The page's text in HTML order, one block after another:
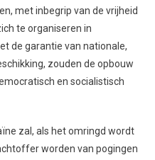
met inbegrip van de vrijheid
te organiseren in
de garantie van nationale,
zouden de opbouw
en socialistisch
zal, als het omringd wordt
worden van pogingen